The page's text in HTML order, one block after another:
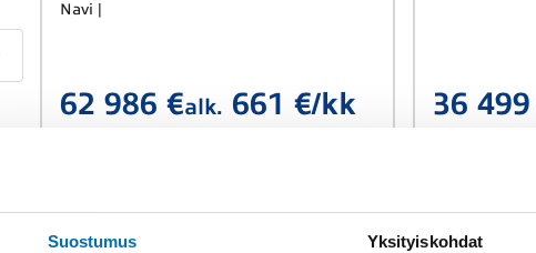
Suostumus Yksityiskohdat
Navi |
62 986 €alk. 661 €/kk 36